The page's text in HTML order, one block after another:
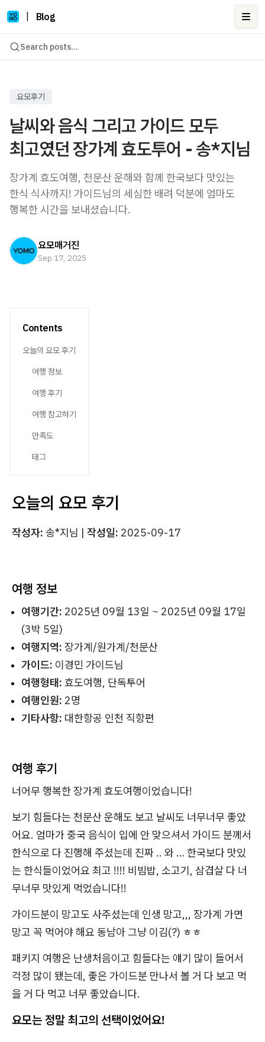
Blog
Search posts...
요모후기
날씨와 음식 그리고 가이드 모두
최고였던 장가계 효도투어 - 송*지님
장가계 효도여행, 천문산 운해와 함께 한국보다 맛있는
한식 식사까지! 가이드님의 세심한 배려 덕분에 엄마도
행복한 시간을 보내셨습니다.
요모매거진
Sep 17, 2025
Contents
오늘의 요모 후기
여행 정보
여행 후기
여행 참고하기
만족도
태그
오늘의 요모 후기
작성자: 송*지님 | 작성일: 2025-09-17
여행 정보
여행기간: 2025년 09월 13일 ~ 2025년 09월 17일
(3박 5일)
여행지역: 장가계/원가계/천문산
가이드: 이경민 가이드님
여행형태: 효도여행, 단독투어
여행인원: 2명
기타사항: 대한항공 인천 직항편
여행 후기
너어무 행복한 장가계 효도여행이었습니다!
보기 힘들다는 천문산 운해도 보고 날씨도 너무너무 좋았
어요. 엄마가 중국 음식이 입에 안 맞으셔서 가이드 분께서
한식으로 다 진행해 주셨는데 진짜 .. 와 … 한국보다 맛있
는 한식들이었어요 최고 !!!! 비빔밥, 소고기, 삼겹살 다 너
무너무 맛있게 먹었습니다!!
가이드분이 망고도 사주셨는데 인생 망고,,, 장가계 가면
망고 꼭 먹어야 해요 동남아 그냥 이김(?) ㅎㅎ
패키지 여행은 난생처음이고 힘들다는 얘기 많이 들어서
걱정 많이 됐는데, 좋은 가이드분 만나서 볼 거 다 보고 먹
을 거 다 먹고 너무 좋았습니다.
요모는 정말 최고의 선택이었어요!